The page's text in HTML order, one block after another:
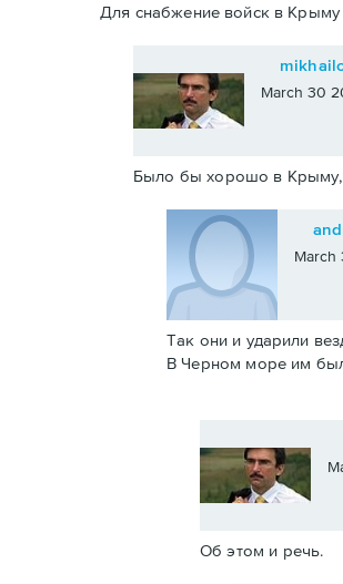
Для снабжение войск в Крыму
March 30
Было бы хорошо в Крыму,
March
Так они и ударили
В Черном море им
Об этом и речь.